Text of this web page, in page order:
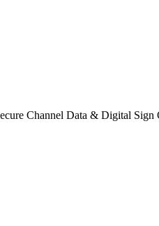
Channel Data & Digital Sign